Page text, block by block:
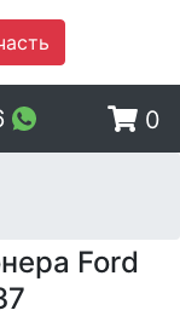
0
Ford